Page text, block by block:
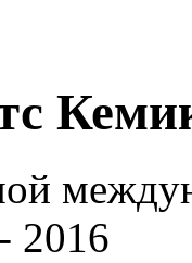
2016